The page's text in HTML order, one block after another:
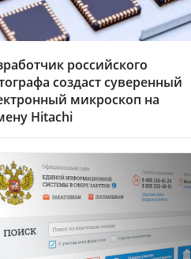
российского
создаст суверенный
микроскоп на
Hitachi